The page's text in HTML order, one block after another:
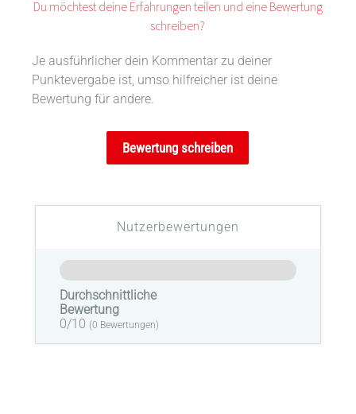
Du möchtest deine Erfahrungen teilen und eine Bewertung
schreiben?
Je ausführlicher dein Kommentar zu deiner
Punktevergabe ist, umso hilfreicher ist deine
Bewertung für andere.
Bewertung schreiben
Nutzerbewertungen
Durchschnittliche
Bewertung
0/10 (0 Bewertungen)